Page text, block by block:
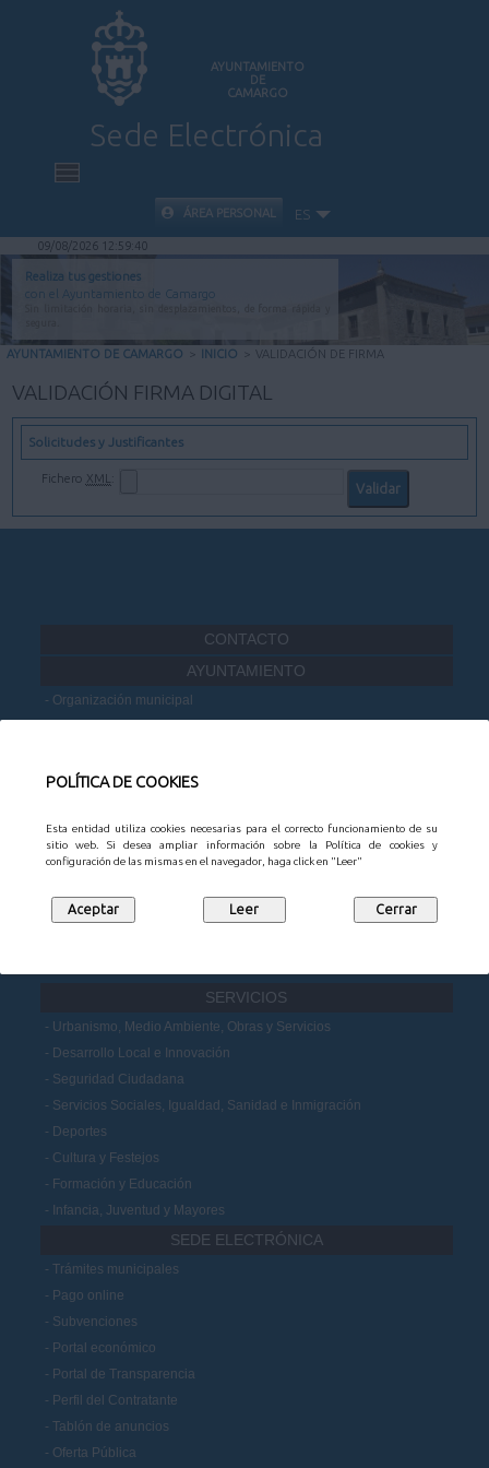
POLÍTICA DE COOKIES
Esta entidad utiliza cookies necesarias para el correcto funcionamiento de su
sitio web. Si desea ampliar información sobre la Política de cookies y
configuración de las mismas en el navegador, haga click en "Leer"
AYUNTAMIENTO
DE
CAMARGO
Sede Electrónica
INICIO
INFORMACIÓN PÚBLICA
CARPETA CIUDADANA
ÁREA PERSONAL ES
09/08/2026 12:59:40
Realiza tus gestiones
con el Ayuntamiento de Camargo
AYUNTAMIENTO DE CAMARGO > INICIO > VALIDACIÓN DE FIRMA
VALIDACIÓN FIRMA DIGITAL
Solicitudes y Justificantes
Fichero XML
CONTACTO
AYUNTAMIENTO
Organización municipal
Datos Abiertos
MUNICIPIO
Noticias
Mapa Empresarial
SERVICIOS
Urbanismo, Medio Ambiente, Obras y Servicios
Desarrollo Local e Innovación
Seguridad Ciudadana
Servicios Sociales, Igualdad, Sanidad e Inmigración
Deportes
Cultura y Festejos
Formación y Educación
Infancia, Juventud y Mayores
SEDE ELECTRÓNICA
Trámites municipales
Pago online
Subvenciones
Portal económico
Portal de Transparencia
Perfil del Contratante
Tablón de anuncios
Oferta Pública